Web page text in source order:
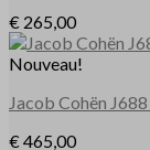
€ 265,00
Nouveau!
Jacob Cohën J688
€465,00